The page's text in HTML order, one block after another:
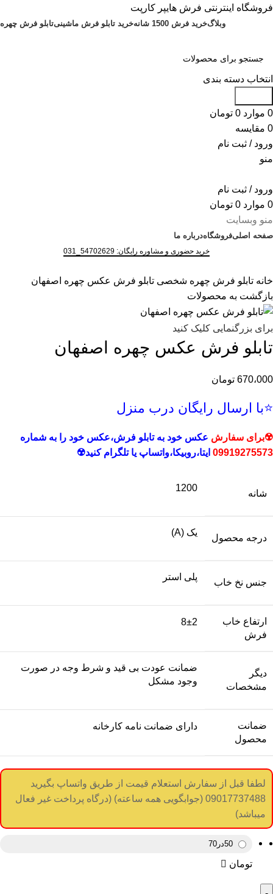
فروشگاه اینترنتی فرش هایپر کارپت
وبلاگخرید فرش 1500 شانه خرید تابلو فرش ماشینیتابلو فرش چهره
انتخاب دسته بندی
0 موارد 0 تومان
0 مقایسه
ورود / ثبت نام
منو
ورود / ثبت نام
0 موارد 0 تومان
منو وبسایت
صفحه اصلیفروشگاهدرباره ما
خرید حضوری و مشاوره رایگان: 54702629_031
خانه تابلو فرش چهره شخصی تابلو فرش عکس چهره اصفهان
بازگشت به محصولات
برای بزرگنمایی کلیک کنید
تابلو فرش عکس چهره اصفهان
670،000 تومان
⭐با ارسال رایگان درب منزل
☢️برای سفارش عکس خود به تابلو فرش،عکس خود را به شماره
09919275573 ایتا،روبیکا،واتساپ یا تلگرام کنید☢️
شانه
1200
درجه محصول
یک (A)
جنس نخ خاب
پلی استر
ارتفاع خاب
فرش
8±2
دیگر
مشخصات
ضمانت عودت بی قید و شرط وجه در صورت
وجود مشکل
ضمانت
محصول
دارای ضمانت نامه کارخانه
لطفا قبل از سفارش استعلام قیمت از طریق واتساپ بگیرید
09017737488 (جوابگویی همه ساعته) (درگاه پرداخت غیر فعال
میباشد)
50در70
تومان